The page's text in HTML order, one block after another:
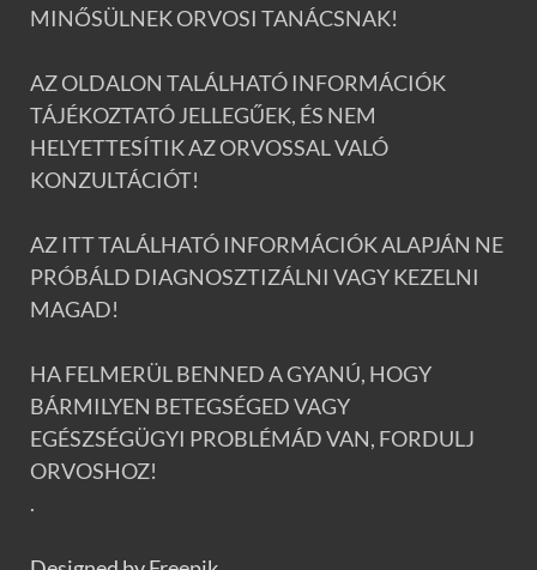
MINŐSÜLNEK ORVOSI TANÁCSNAK!
AZ OLDALON TALÁLHATÓ INFORMÁCIÓK
TÁJÉKOZTATÓ JELLEGŰEK, ÉS NEM
HELYETTESÍTIK AZ ORVOSSAL VALÓ
KONZULTÁCIÓT!
AZ ITT TALÁLHATÓ INFORMÁCIÓK ALAPJÁN NE
PRÓBÁLD DIAGNOSZTIZÁLNI VAGY KEZELNI
MAGAD!
HA FELMERÜL BENNED A GYANÚ, HOGY
BÁRMILYEN BETEGSÉGED VAGY
EGÉSZSÉGÜGYI PROBLÉMÁD VAN, FORDULJ
ORVOSHOZ!
.